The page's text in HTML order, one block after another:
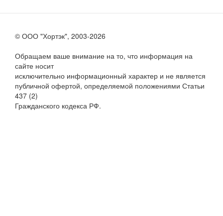
© ООО "Хортэк", 2003-2026
Обращаем ваше внимание на то, что информация на
сайте носит
исключительно информационный характер и не является
публичной офертой, определяемой положениями Статьи
437 (2)
Гражданского кодекса РФ.